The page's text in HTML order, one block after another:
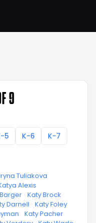
9
5 K-6
K-7
Tuliakova
Alexis
· Katy Brock
Darnell · Katy Foley
· Katy Pacher